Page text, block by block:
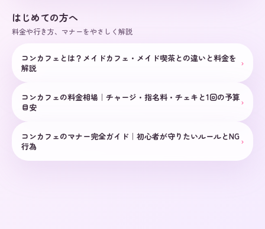
はじめての方へ
料金や行き方、マナーをやさしく解説
コンカフェとは？メイドカフェ・メイド喫茶との違いと料金を
解説
›
コンカフェの料金相場｜チャージ・指名料・チェキと1回の予算
目安
›
コンカフェのマナー完全ガイド｜初心者が守りたいルールとNG
行為
›